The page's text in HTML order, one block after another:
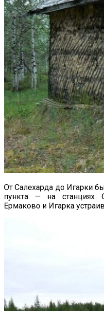
От Салехарда до Игарки
пункта — на станциях
Ермаково и Игарка